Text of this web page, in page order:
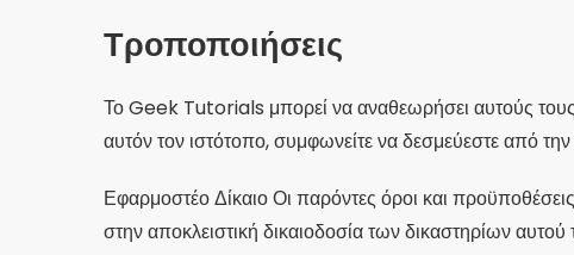
Τροποποιήσεις
Το Geek Tutorials μπορεί να αναθεωρήσει αυτούς
αυτόν τον ιστότοπο, συμφωνείτε να δεσμεύεστε από
Εφαρμοστέο Δίκαιο Οι παρόντες όροι και
στην αποκλειστική δικαιοδοσία των δικαστηρίων